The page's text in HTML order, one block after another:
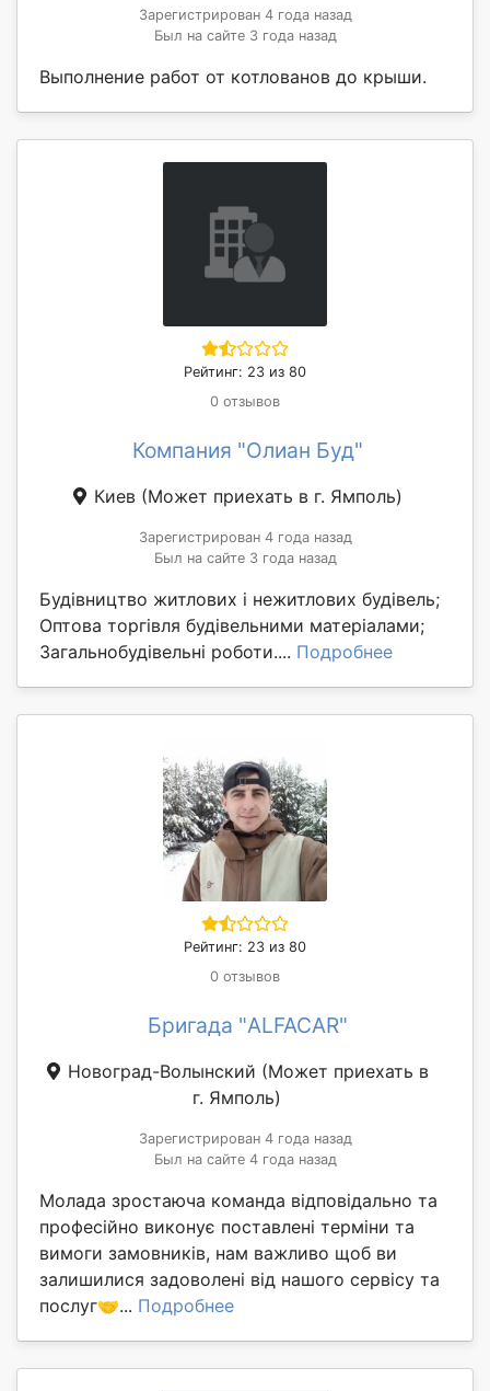
Зарегистрирован 4 года назад
Был на сайте 3 года назад
Выполнение работ от котлованов до крыши.
Рейтинг: 23 из 80
0 отзывов
Компания "Олиан Буд"
Киев (Может приехать в г. Ямполь)
Зарегистрирован 4 года назад
Был на сайте 3 года назад
Будівництво житлових і нежитлових будівель;
Оптова торгівля будівельними матеріалами;
Загальнобудівельні роботи.... Подробнее
Рейтинг: 23 из 80
0 отзывов
Бригада "ALFACAR"
Новоград-Волынский (Может приехать в
г. Ямполь)
Зарегистрирован 4 года назад
Был на сайте 4 года назад
Молада зростаюча команда відповідально та
професійно виконує поставлені терміни та
вимоги замовників, нам важливо щоб ви
залишилися задоволені від нашого сервісу та
послуг🤝... Подробнее